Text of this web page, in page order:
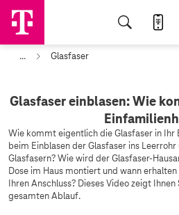
... Glasfaser
Glasfaser einblasen: Wie
Wie kommt eigentlich die Glasfaser in Ihr
beim Einblasen der Glasfaser ins
Glasfasern? Wie wird der Glasfaser-
Dose im Haus montiert und wann
Ihren Anschluss? Dieses Video zeigt
gesamten Ablauf.